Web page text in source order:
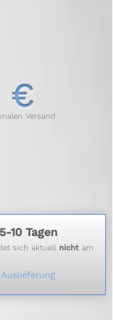
€
Versand
10 Tagen
sich aktuell nicht am